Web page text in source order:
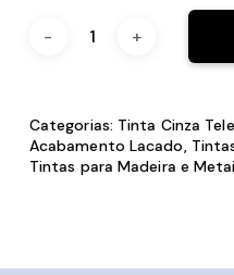
Categorias: Tinta Cinza
Acabamento Lacado,
Tintas para Madeira e